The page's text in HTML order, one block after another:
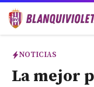
Saltar
NOTICIAS
La mejor